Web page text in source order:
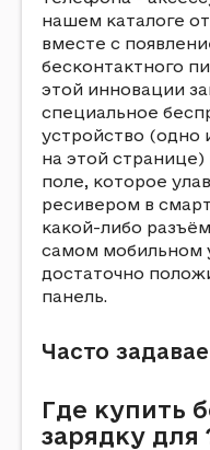
нашем каталоге
вместе с
бесконтактного
этой инновации
специальное
устройство (одно
на этой
поле, которое
ресивером в
какой-либо
самом мобильном
достаточно
панель.
Часто
Где купить
зарядку для